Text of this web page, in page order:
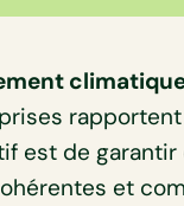
est de garantir
et